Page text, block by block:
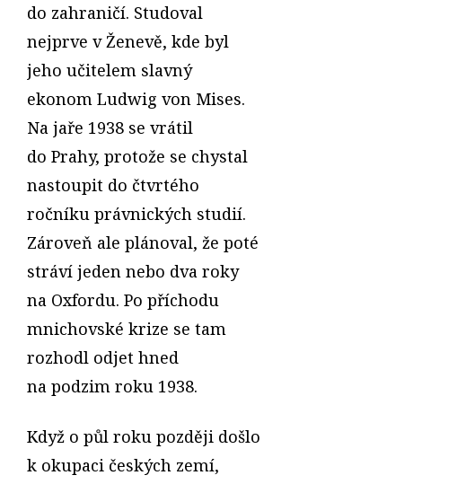
do zahraničí. Studoval
nejprve v Ženevě, kde byl
jeho učitelem slavný
ekonom Ludwig von Mises.
Na jaře 1938 se vrátil
do Prahy, protože se chystal
nastoupit do čtvrtého
ročníku právnických studií.
Zároveň ale plánoval, že poté
stráví jeden nebo dva roky
na Oxfordu. Po příchodu
mnichovské krize se tam
rozhodl odjet hned
na podzim roku 1938.
Když o půl roku později došlo
k okupaci českých zemí,